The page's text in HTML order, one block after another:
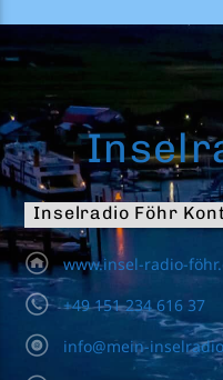
Inselradio Föhr
www.insel-radio-
+49 151 234 616 37
info@mein-